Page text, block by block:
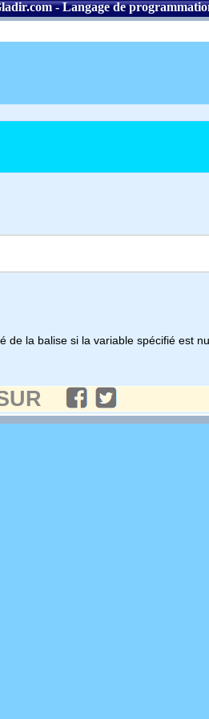
-Langage de
la balise si la variable spécifié est